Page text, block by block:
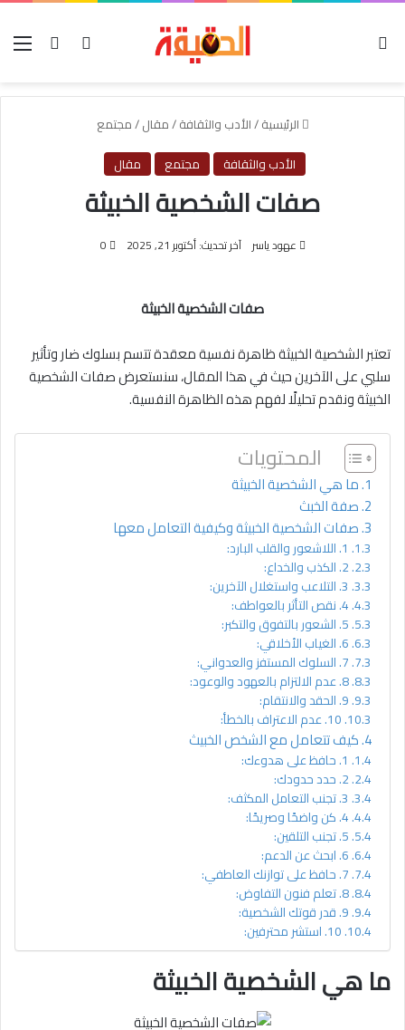
بحث عنتسجيل
الرئيسية/الأدب والثقافة/مقال/مجتمع
الأدب والثقافة
مجتمع مقال
صفات الشخصية الخبيثة
عهود ياسر آخر تحديث: أكتوبر 21, 2025 0
صفات الشخصية الخبيثة
تعتبر الشخصية الخبيثة ظاهرة نفسية معقدة تتسم بسلوك ضار وتأثير
سلبي على الآخرين حيث في هذا المقال، سنستعرض صفات الشخصية
الخبيثة ونقدم تحليلًا لفهم هذه الظاهرة النفسية.
المحتويات
ما هي الشخصية الخبيثة
صفة الخبث
صفات الشخصية الخبيثة وكيفية التعامل معها
1. اللاشعور والقلب البارد:
2. الكذب والخداع:
3. التلاعب واستغلال الآخرين:
4. نقص التأثر بالعواطف:
5. الشعور بالتفوق والتكبر:
6. الغياب الأخلاقي:
7. السلوك المستفز والعدواني:
8. عدم الالتزام بالعهود والوعود:
9. الحقد والانتقام:
10. عدم الاعتراف بالخطأ:
كيف تتعامل مع الشخص الخبيث
1. حافظ على هدوءك:
2. حدد حدودك:
3. تجنب التعامل المكثف:
4. كن واضحًا وصريحًا:
5. تجنب التلقين:
6. ابحث عن الدعم:
7. حافظ على توازنك العاطفي:
8. تعلم فنون التفاوض:
9. قدر قوتك الشخصية:
10. استشر محترفين:
ما هي الشخصية الخبيثة